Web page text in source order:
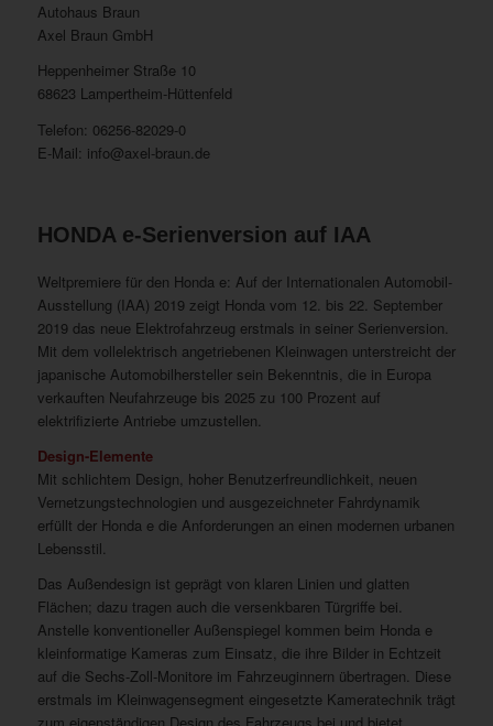
Autohaus Braun
Axel Braun GmbH
Heppenheimer Straße 10
68623 Lampertheim-Hüttenfeld
Telefon: 06256-82029-0
E-Mail: info@axel-braun.de
HONDA e-Serienversion auf IAA
Weltpremiere für den Honda e: Auf der Internationalen Automobil-
Ausstellung (IAA) 2019 zeigt Honda vom 12. bis 22. September
2019 das neue Elektrofahrzeug erstmals in seiner Serienversion.
Mit dem vollelektrisch angetriebenen Kleinwagen unterstreicht der
japanische Automobilhersteller sein Bekenntnis, die in Europa
verkauften Neufahrzeuge bis 2025 zu 100 Prozent auf
elektrifizierte Antriebe umzustellen.
Design-Elemente
Mit schlichtem Design, hoher Benutzerfreundlichkeit, neuen
Vernetzungstechnologien und ausgezeichneter Fahrdynamik
erfüllt der Honda e die Anforderungen an einen modernen urbanen
Lebensstil.
Das Außendesign ist geprägt von klaren Linien und glatten
Flächen; dazu tragen auch die versenkbaren Türgriffe bei.
Anstelle konventioneller Außenspiegel kommen beim Honda e
kleinformatige Kameras zum Einsatz, die ihre Bilder in Echtzeit
auf die Sechs-Zoll-Monitore im Fahrzeuginnern übertragen. Diese
erstmals im Kleinwagensegment eingesetzte Kameratechnik trägt
zum eigenständigen Design des Fahrzeugs bei und bietet